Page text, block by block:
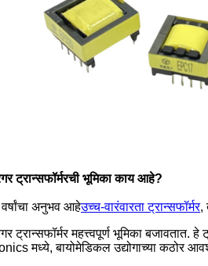
ट्रान्सफॉर्मरची भूमिका काय आहे?
अनुभव आहेउच्च-वारंवारता ट्रान्सफॉर्मर,
महत्त्वपूर्ण भूमिका
मध्ये, बायोमेडिकल उद्योगाच्या कठोर